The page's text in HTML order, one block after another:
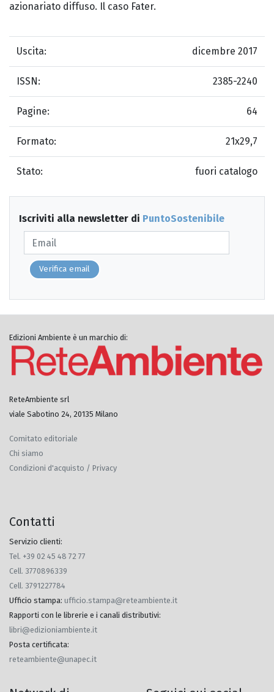
azionariato diffuso. Il caso Fater.
Uscita: dicembre 2017
ISSN: 2385-2240
Pagine: 64
Formato: 21x29,7
Stato: fuori catalogo
Iscriviti alla newsletter di PuntoSostenibile
Verifica email
Edizioni Ambiente è un marchio di:
ReteAmbiente srl
viale Sabotino 24, 20135 Milano
Comitato editoriale
Chi siamo
Condizioni d'acquisto / Privacy
Contatti
Servizio clienti:
Tel. +39 02 45 48 72 77
Cell. 3770896339
Cell. 3791227784
Ufficio stampa: ufficio.stampa@reteambiente.it
Rapporti con le librerie e i canali distributivi:
libri@edizioniambiente.it
Posta certificata:
reteambiente@unapec.it